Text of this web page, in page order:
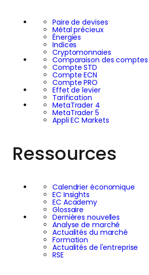
Paire de devises
Métal précieux
Énergies
Indices
Cryptomonnaies
Comparaison des comptes
Compte STD
Compte ECN
Compte PRO
Effet de levier
Tarification
MetaTrader 4
MetaTrader 5
Appli EC Markets
Ressources
Calendrier économique
EC Insights
EC Academy
Glossaire
Dernières nouvelles
Analyse de marché
Actualités du marché
Formation
Actualités de l'entreprise
RSE